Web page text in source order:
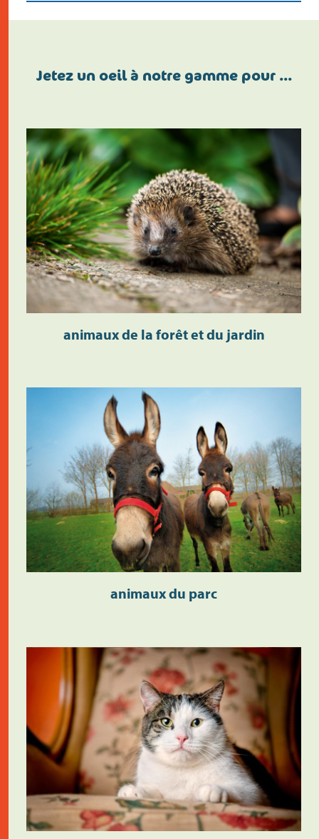
Jetez un oeil à notre gamme pour …
animaux de la forêt et du jardin
animaux du parc